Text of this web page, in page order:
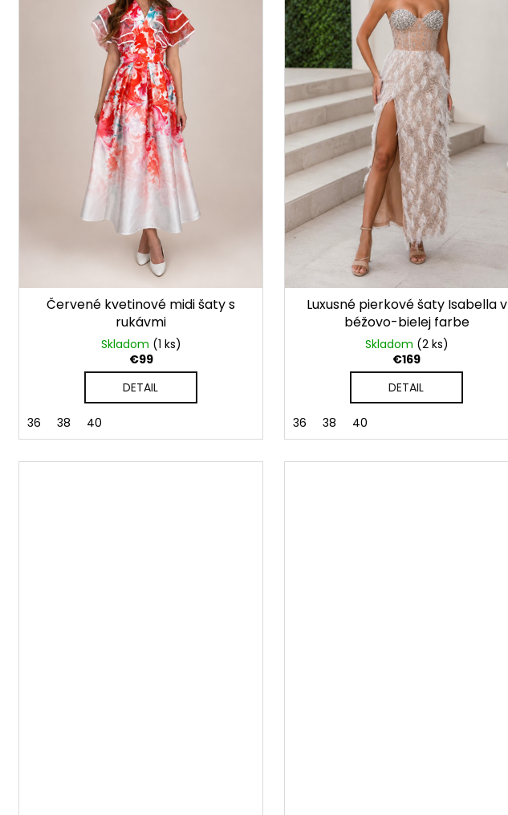
Červené kvetinové midi šaty s
rukávmi
Skladom (1 ks)
€99
DETAIL
36 38 40
Luxusné pierkové šaty Isabella v
béžovo-bielej farbe
Skladom (2 ks)
€169
DETAIL
36 38 40